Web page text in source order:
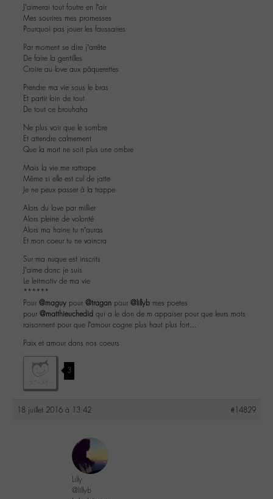
J’aimerai tout foutre en l’air
Mes sourires mes promesses
Pourquoi pas jouer les faussaires
Par moment se dire j’arrête
De faire la gentilles
Croire au love aux pâquerettes
Prendre ma vie sous le bras
Et partir loin de tout
De tout ce brouhaha
Ne plus voir que le sombre
Et attendre calmement
Que la mort ne soit plus une ombre
Mais la vie me rattrape
Même si elle est cul de jatte
Je ne peux passer à la trappe
Alors du love par millier
Alors pleine de volonté
Alors ma haine tu n’auras
Et mon coeur tu ne vaincra
Sur ma nuque est inscrits
J’aime donc je suis
Le leitmotiv de ma vie
******
Pour @maguy pour @tragan pour @lillyb mes poetes
pour @matthieuchedid qui a le don de m appaiser pour que leurs mots
raisonnent pour que l’amour cogne plus haut plus fort…
Paix et amour dans nos coeurs
3
18 juillet 2016 à 13:42 #14829
Lilly
@lillyb